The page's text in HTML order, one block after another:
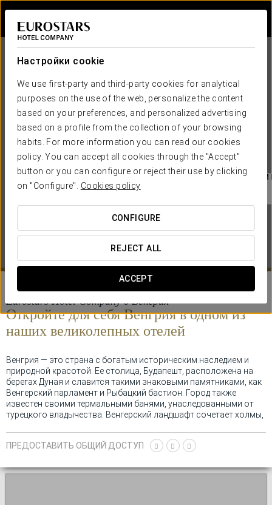
Настройки cookie
We use first-party and third-party cookies for analytical
purposes on the use of the web, personalize the content
based on your preferences, and personalized advertising
based on a profile from the collection of your browsing
habits. For more information you can read our cookies
policy. You can accept all cookies through the "Accept"
button or you can configure or reject their use by clicking
on "Configure". Cookies policy
CONFIGURE
REJECT ALL
ACCEPT
EUROSTARS HOTEL COMPANY
КОГДА ВЫ ХОТИТЕ ОТПРАВИТЬСЯ В

Eurostars Hotel Company в Венгрия
Откройте для себя Венгрия в одном из
наших великолепных отелей
Венгрия — это страна с богатым историческим наследием и
природной красотой. Ее столица, Будапешт, расположена на
берегах Дуная и славится такими знаковыми памятниками, как
Венгерский парламент и Рыбацкий бастион. Город также
известен своими термальными банями, унаследованными от
турецкого владычества. Венгерский ландшафт сочетает холмы,
особенно вин Токай. Венгрия также является культурным и
Ее культурное и природное наследие делает Венгрию
ПРЕДОСТАВИТЬ ОБЩИЙ ДОСТУП